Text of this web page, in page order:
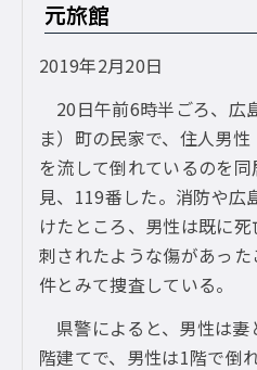
元旅館
2019年2月20日
20日午前6時半ごろ、広
ま）町の民家で、住人男
を流して倒れているのを
見、119番した。消防や広
けたところ、男性は既に
刺されたような傷があっ
件とみて捜査している。
県警によると、男性は
階建てで、男性は1階で倒